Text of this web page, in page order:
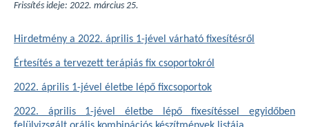
Frissítés ideje: 2022. március 25.
Hirdetmény a 2022. április 1-jével várható fixesítésről
Értesítés a tervezett terápiás fix csoportokról
2022. április 1-jével életbe lépő fixcsoportok
2022. április 1-jével életbe lépő fixesítéssel egyidőben